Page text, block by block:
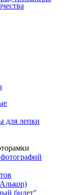
для лепки
билет"